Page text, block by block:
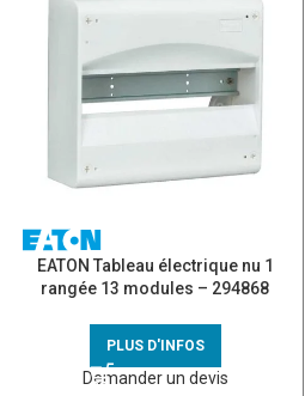
EATON Tableau électrique nu 1
rangée 13 modules – 294868
PLUS D'INFOS
Demander un devis